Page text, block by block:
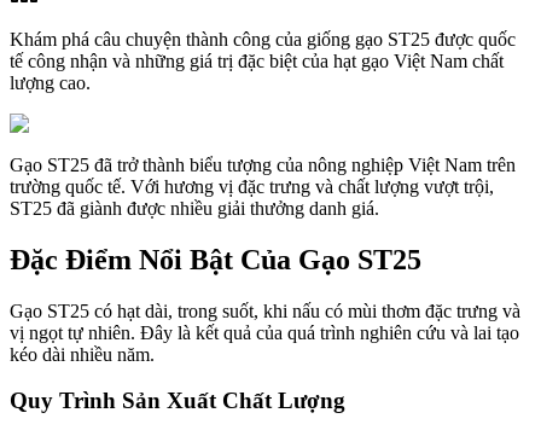
Khám phá câu chuyện thành công của giống gạo ST25 được quốc
tế công nhận và những giá trị đặc biệt của hạt gạo Việt Nam chất
lượng cao.
Gạo ST25 đã trở thành biểu tượng của nông nghiệp Việt Nam trên
trường quốc tế. Với hương vị đặc trưng và chất lượng vượt trội,
ST25 đã giành được nhiều giải thưởng danh giá.
Đặc Điểm Nổi Bật Của Gạo ST25
Gạo ST25 có hạt dài, trong suốt, khi nấu có mùi thơm đặc trưng và
vị ngọt tự nhiên. Đây là kết quả của quá trình nghiên cứu và lai tạo
kéo dài nhiều năm.
Quy Trình Sản Xuất Chất Lượng